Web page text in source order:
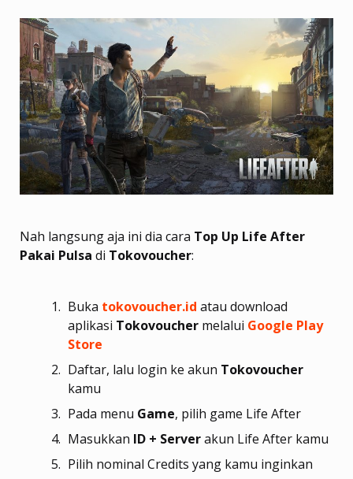
Nah langsung aja ini dia cara Top Up Life After
Pakai Pulsa di Tokovoucher:
Buka tokovoucher.id atau download
aplikasi Tokovoucher melalui Google Play
Store
Daftar, lalu login ke akun Tokovoucher
kamu
Pada menu Game, pilih game Life After
Masukkan ID + Serverakun Life After kamu
Pilih nominal Credits yang kamu inginkan